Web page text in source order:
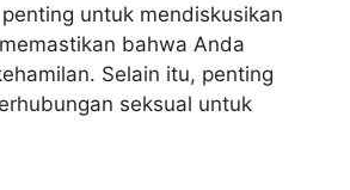
untuk mendiskusikan
bahwa Anda
Selain itu, penting
seksual untuk